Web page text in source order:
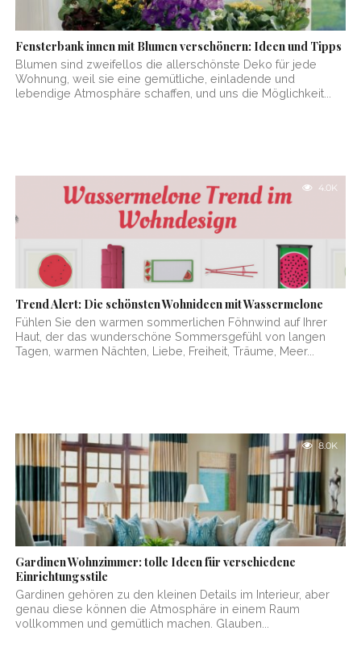
Fensterbank innen mit Blumen verschönern: Ideen und Tipps
Blumen sind zweifellos die allerschönste Deko für jede
Wohnung, weil sie eine gemütliche, einladende und
lebendige Atmosphäre schaffen, und uns die Möglichkeit...
4.0K
Trend Alert: Die schönsten Wohnideen mit Wassermelone
Fühlen Sie den warmen sommerlichen Föhnwind auf Ihrer
Haut, der das wunderschöne Sommersgefühl von langen
Tagen, warmen Nächten, Liebe, Freiheit, Träume, Meer...
8.0K
Gardinen Wohnzimmer: tolle Ideen für verschiedene
Einrichtungsstile
Gardinen gehören zu den kleinen Details im Interieur, aber
genau diese können die Atmosphäre in einem Raum
vollkommen und gemütlich machen. Glauben...